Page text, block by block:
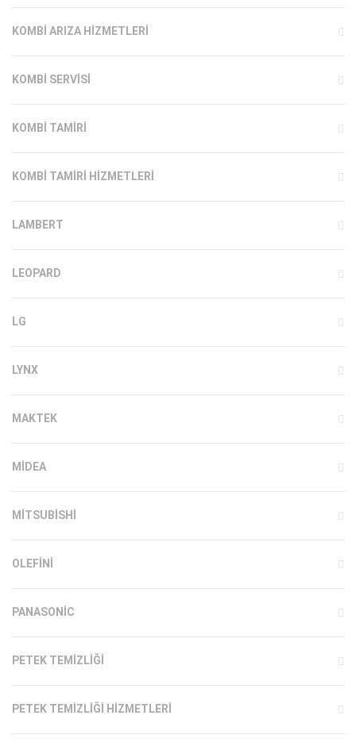
KOMBI ARIZA HIZMETLERI
KOMBI SERVISI
KOMBI TAMIRI
KOMBI TAMIRI HIZMETLERI
LAMBERT
LEOPARD
LG
LYNX
MAKTEK
MIDEA
MITSUBISHI
OLEFINI
PANASONIC
PETEK TEMIZLIĞI
PETEK TEMIZLIĞI HIZMETLERI